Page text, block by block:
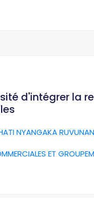
d'intégrer la
NYANGAKA
ET